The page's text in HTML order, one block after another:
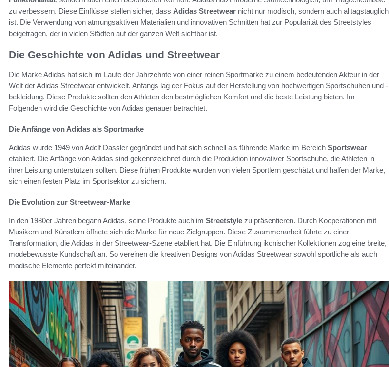
zu verbessern. Diese Einflüsse stellen sicher, dass Adidas Streetwear nicht nur modisch, sondern auch alltagstauglich
ist. Die Verwendung von atmungsaktiven Materialien und innovativen Schnitten hat zur Popularität des Streetstyles
beigetragen, der in vielen Städten auf der ganzen Welt sichtbar ist.
Die Geschichte von Adidas und Streetwear
Die Marke Adidas hat sich im Laufe der Jahrzehnte von einer reinen Sportmarke zu einem bedeutenden Akteur in der
Welt der Adidas Streetwear entwickelt. Anfangs lag der Fokus auf der Herstellung von hochwertigen Sportschuhen und -
bekleidung. Diese Produkte sollten den Athleten den bestmöglichen Komfort und die beste Leistung bieten. Im
Folgenden wird die Geschichte von Adidas genauer betrachtet.
Die Anfänge von Adidas als Sportmarke
Adidas wurde 1949 von Adolf Dassler gegründet und hat sich schnell als führende Marke im Bereich Sportswear
etabliert. Die Anfänge von Adidas sind gekennzeichnet durch die Produktion innovativer Sportschuhe, die Athleten in
ihrer Leistung unterstützen sollten. Diese frühen Produkte wurden von vielen Sportlern geschätzt und halfen der Marke,
sich einen festen Platz im Sportsektor zu sichern.
Die Evolution zur Streetwear-Marke
In den 1980er Jahren begann Adidas, seine Produkte auch im Streetstyle zu präsentieren. Durch Kooperationen mit
Musikern und Künstlern öffnete sich die Marke für neue Zielgruppen. Diese Zusammenarbeit führte zu einer
Transformation, die Adidas in der Streetwear-Szene etabliert hat. Die Einführung ikonischer Kollektionen zog eine breite,
modebewusste Kundschaft an. So vereinen die kreativen Designs von Adidas Streetwear sowohl sportliche als auch
modische Elemente perfekt miteinander.